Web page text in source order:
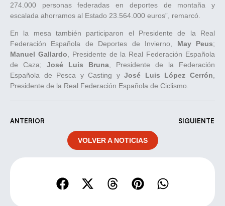
274.000 personas federadas en deportes de montaña y
escalada ahorramos al Estado 23.564.000 euros”, remarcó.
En la mesa también participaron el Presidente de la Real
Federación Española de Deportes de Invierno, May Peus;
Manuel Gallardo , Presidente de la Real Federación Española
de Caza; José Luis Bruna , Presidente de la Federación
Española de Pesca y Casting yJosé Luis López Cerrón
Presidente de la Real Federación Española de Ciclismo.
ANTERIOR SIGUIENTE
VOLVER A NOTICIAS